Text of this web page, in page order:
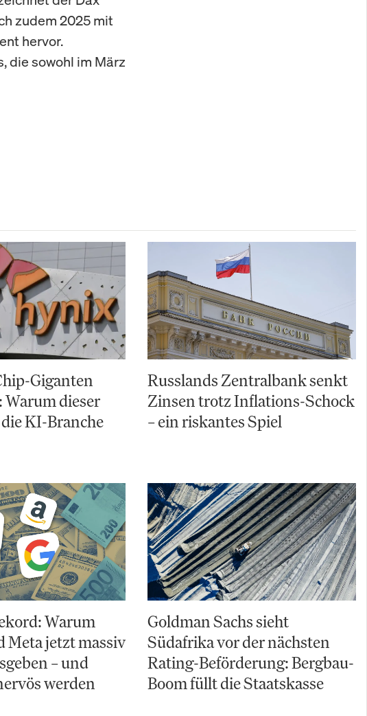
zudem 2025 mit
hervor.
die sowohl im März
Giganten
dieser
KI-Branche
Russlands Zentralbank senkt
Zinsen trotz Inflations-Schock
– ein riskantes Spiel
Warum
Meta jetzt massiv
– und
werden
Goldman Sachs sieht
Südafrika vor der nächsten
Rating-Beförderung: Bergbau-
Boom füllt die Staatskasse